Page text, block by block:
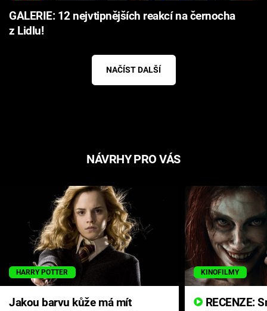
GALERIE: 12 nejvtipnějších reakcí na černocha
z Lidlu!
NAČÍST DALŠÍ
NÁVRHY PRO VÁS
HARRY POTTER
Jakou barvu kůže má mít
KINOFILMY